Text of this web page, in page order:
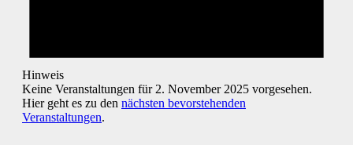
Hinweis
Keine Veranstaltungen für 2. November 2025 vorgesehen.
Hier geht es zu den nächsten bevorstehenden
Veranstaltungen.